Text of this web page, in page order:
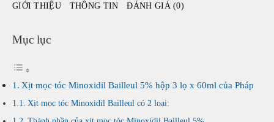
60ml
Pháp
lượng
GIỚI THIỆU THÔNG TIN ĐÁNH GIÁ (0)
Mục lục
Xịt mọc tóc Minoxidil Bailleul 5% hộp 3 lọ x 60ml của Pháp
Xịt mọc tóc Minoxidil Bailleul có 2 loại: